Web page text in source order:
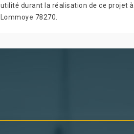
utilité durant la réalisation de ce projet à
Lommoye 78270.